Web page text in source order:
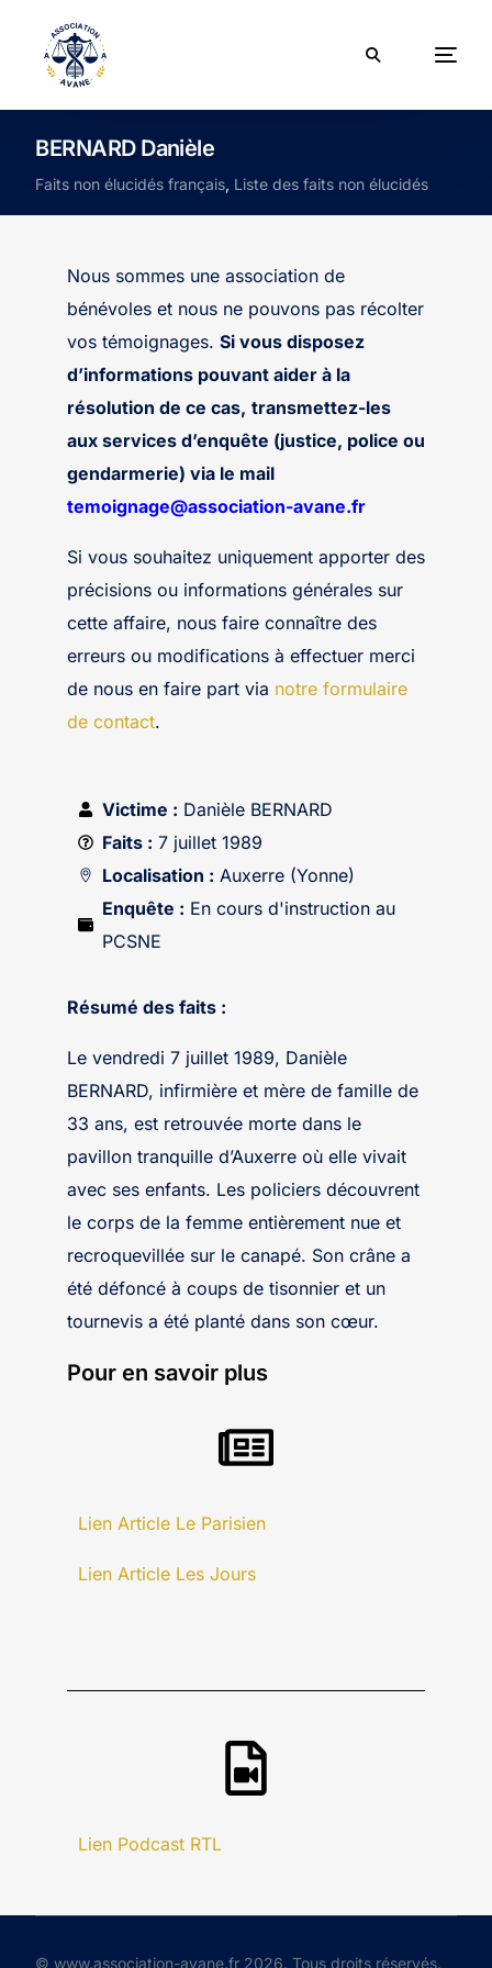
BERNARD Danièle
Faits non élucidés français, Liste des faits non élucidés
Nous sommes une association de
bénévoles et nous ne pouvons pas récolter
vos témoignages. Si vous disposez
d’informations pouvant aider à la
résolution de ce cas, transmettez-les
aux services d’enquête (justice, police ou
gendarmerie) via le mail
temoignage@association-avane.fr
Si vous souhaitez uniquement apporter des
précisions ou informations générales sur
cette affaire, nous faire connaître des
erreurs ou modifications à effectuer merci
de nous en faire part via notre formulaire
de contact.
Victime : Danièle BERNARD
Faits : 7 juillet 1989
Localisation : Auxerre (Yonne)
Enquête : En cours d'instruction au
PCSNE
Résumé des faits :
Le vendredi 7 juillet 1989, Danièle
BERNARD, infirmière et mère de famille de
33 ans, est retrouvée morte dans le
pavillon tranquille d’Auxerre où elle vivait
avec ses enfants. Les policiers découvrent
le corps de la femme entièrement nue et
recroquevillée sur le canapé. Son crâne a
été défoncé à coups de tisonnier et un
tournevis a été planté dans son cœur.
Pour en savoir plus
Lien Article Le Parisien
Lien Article Les Jours
Lien Podcast RTL
© www.association-avane.fr 2026. Tous droits réservés.